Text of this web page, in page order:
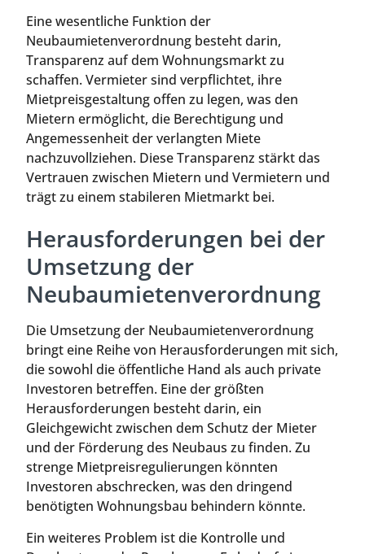
Eine wesentliche Funktion der
Neubaumietenverordnung besteht darin,
Transparenz auf dem Wohnungsmarkt zu
schaffen. Vermieter sind verpflichtet, ihre
Mietpreisgestaltung offen zu legen, was den
Mietern ermöglicht, die Berechtigung und
Angemessenheit der verlangten Miete
nachzuvollziehen. Diese Transparenz stärkt das
Vertrauen zwischen Mietern und Vermietern und
trägt zu einem stabileren Mietmarkt bei.
Herausforderungen bei der
Umsetzung der
Neubaumietenverordnung
Die Umsetzung der Neubaumietenverordnung
bringt eine Reihe von Herausforderungen mit sich,
die sowohl die öffentliche Hand als auch private
Investoren betreffen. Eine der größten
Herausforderungen besteht darin, ein
Gleichgewicht zwischen dem Schutz der Mieter
und der Förderung des Neubaus zu finden. Zu
strenge Mietpreisregulierungen könnten
Investoren abschrecken, was den dringend
benötigten Wohnungsbau behindern könnte.
Ein weiteres Problem ist die Kontrolle und